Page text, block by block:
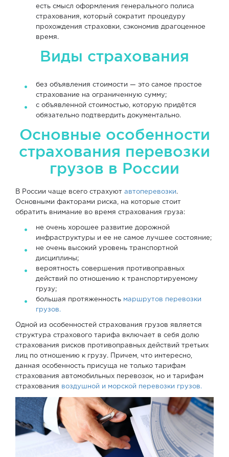
есть смысл оформления генерального полиса
страхования, который сократит процедуру
прохождения страховки, сэкономив драгоценное
время.
Виды страхования
без объявления стоимости — это самое простое
страхование на ограниченную сумму;
с объявленной стоимостью, которую придётся
обязательно подтвердить документально.
Основные особенности
страхования перевозки
грузов в России
В России чаще всего страхуют автоперевозки.
Основными факторами риска, на которые стоит
обратить внимание во время страхования груза:
не очень хорошее развитие дорожной
инфраструктуры и ее не самое лучшее состояние;
не очень высокий уровень транспортной
дисциплины;
вероятность совершения противоправных
действий по отношению к транспортируемому
грузу;
большая протяженность маршрутов перевозки
грузов.
Одной из особенностей страхования грузов является
структура страхового тарифа включает в себя долю
страхования рисков противоправных действий третьих
лиц по отношению к грузу. Причем, что интересно,
данная особенность присуща не только тарифам
страхования автомобильных перевозок, но и тарифам
страхования воздушной и морской перевозки грузов.